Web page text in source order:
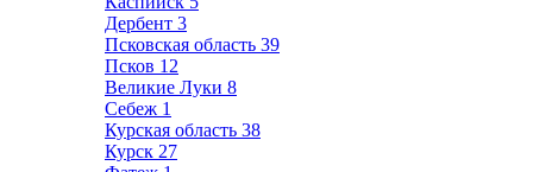
Дербент 3
Псковская область 39
Псков 12
Великие Луки 8
Себеж 1
Курская область 38
Курск 27